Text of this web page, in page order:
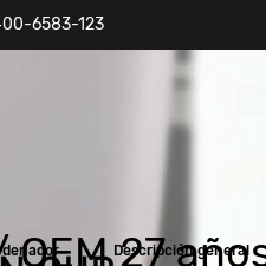
6583-123
Descripción general
OEM 27